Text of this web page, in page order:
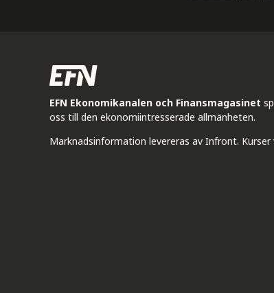
EFN Ekonomikanalen och Finansmagasinet
oss till den ekonomiintresserade allmänheten.
Marknadsinformation levereras av Infront.